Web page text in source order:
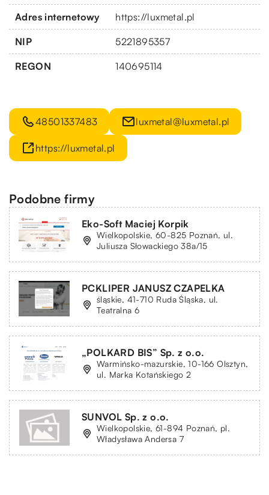
Adres internetowy https://luxmetal.pl
NIP 5221895357
REGON 140695114
48501337483 luxmetal@luxmetal.pl
https://luxmetal.pl
Podobne firmy
Eko-Soft Maciej Korpik
Wielkopolskie, 60-825 Poznań, ul.
Juliusza Słowackiego 38a/15
PCKLIPER JANUSZ CZAPELKA
śląskie, 41-710 Ruda Śląska, ul.
Teatralna 6
„POLKARD BIS” Sp. z o.o.
Warmińsko-mazurskie, 10-166 Olsztyn,
ul. Marka Kotańskiego 2
SUNVOL Sp. z o.o.
Wielkopolskie, 61-894 Poznań, pl.
Władysława Andersa 7